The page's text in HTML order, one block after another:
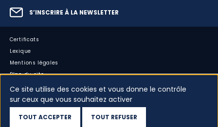
S’INSCRIRE À LA NEWSLETTER
Certificats
Lexique
Mentions légales
Plan du site
Accessibilité : partiellement conforme
Cookies
Dispositif d’alerte
Ce site utilise des cookies et vous donne le contrôle
sur ceux que vous souhaitez activer
TOUT ACCEPTER TOUT REFUSER